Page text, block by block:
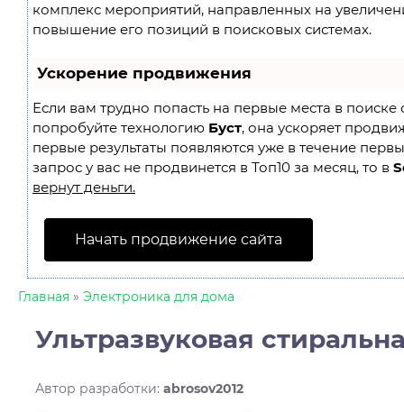
комплекс мероприятий, направленных на
повышение его позиций в поисковых системах.
Ускорение продвижения
Если вам трудно попасть на первые места в поиске
попробуйте технологию Буст, она ускоряет
первые результаты появляются уже в течение
запрос у вас не продвинется в Топ10 за месяц, то в
вернут деньги.
Начать продвижение сайта
Главная » Электроника для дома
Ультразвуковая
Автор разработки: abrosov2012